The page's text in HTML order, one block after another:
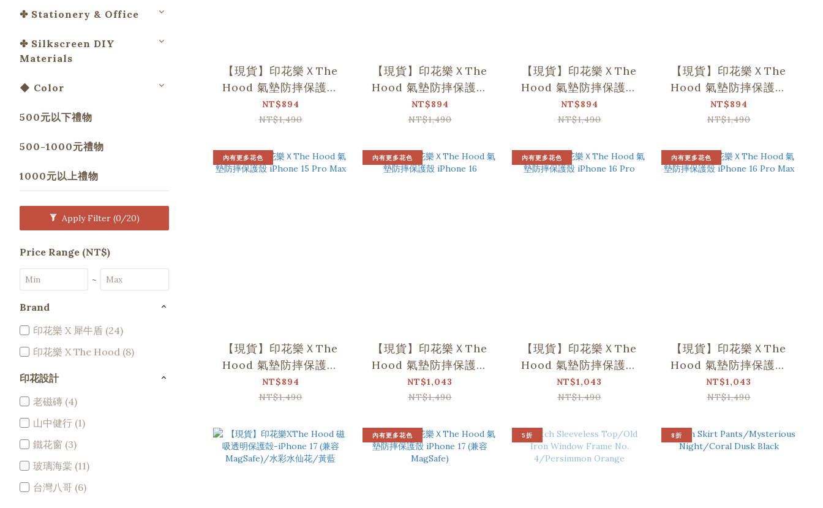
✤ Stationery & Office
✤ Silkscreen DIY
Materials
◆ Color
500元以下禮物
500-1000元禮物
1000元以上禮物
Apply Filter (0/20)
Price Range (NT$)
~
Brand
印花樂 X 犀牛盾 (24)
印花樂 X The Hood (8)
印花設計
老磁磚 (4)
山中健行 (1)
鐵花窗 (3)
玻璃海棠 (11)
台灣八哥 (6)
【現貨】印花樂ＸThe
Hood 氣墊防摔保護殼
iPhone 14 Pro
NT$894
NT$1,490
【現貨】印花樂ＸThe
Hood 氣墊防摔保護殼
iPhone 14 Pro Max
NT$894
NT$1,490
【現貨】印花樂ＸThe
Hood 氣墊防摔保護殼
iPhone 15
NT$894
NT$1,490
【現貨】印花樂ＸThe
Hood 氣墊防摔保護殼
iPhone 15 Pro
NT$894
NT$1,490
內有更多花色
【現貨】印花樂ＸThe
Hood 氣墊防摔保護殼
iPhone 15 Pro Max
NT$894
NT$1,490
內有更多花色
【現貨】印花樂ＸThe
Hood 氣墊防摔保護殼
iPhone 16
NT$1,043
NT$1,490
內有更多花色
【現貨】印花樂ＸThe
Hood 氣墊防摔保護殼
iPhone 16 Pro
NT$1,043
NT$1,490
內有更多花色
【現貨】印花樂ＸThe
Hood 氣墊防摔保護殼
iPhone 16 Pro Max
NT$1,043
NT$1,490
內有更多花色 5折 8折